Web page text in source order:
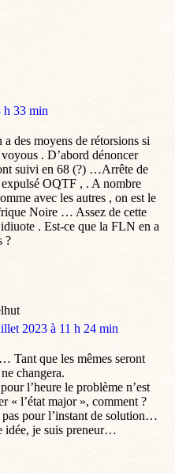
h 33 min
des moyens de rétorsions si
. D’abord dénoncer
suivi en 68 (?) …Arrête de
OQTF , . A nombre
avec les autres , on est le
Noire … Assez de cette
. Est-ce que la FLN en a
?
2023 à 11 h 24 min
Tant que les mêmes seront
changera.
l’heure le problème n’est
« l’état major », comment ?
pas pour l’instant de solution…
idée, je suis preneur…